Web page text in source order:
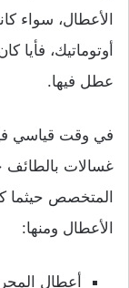
الأعطال، سواء
أوتوماتيك،
عطل فيها.
في وقت قياسي
غسالات
المتخصص حيثما
الأعطال ومنها:
أعطال